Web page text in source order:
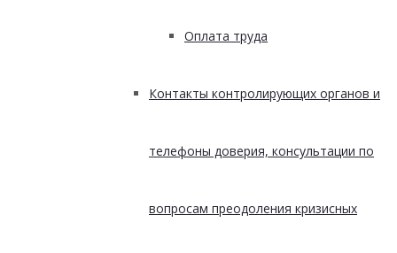
Оплата труда
Контакты контролирующих органов и
телефоны доверия, консультации по
вопросам преодоления кризисных